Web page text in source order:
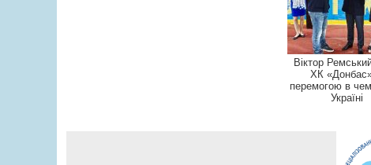
Віктор
ХК «Донбас»
перемогою в
Україні